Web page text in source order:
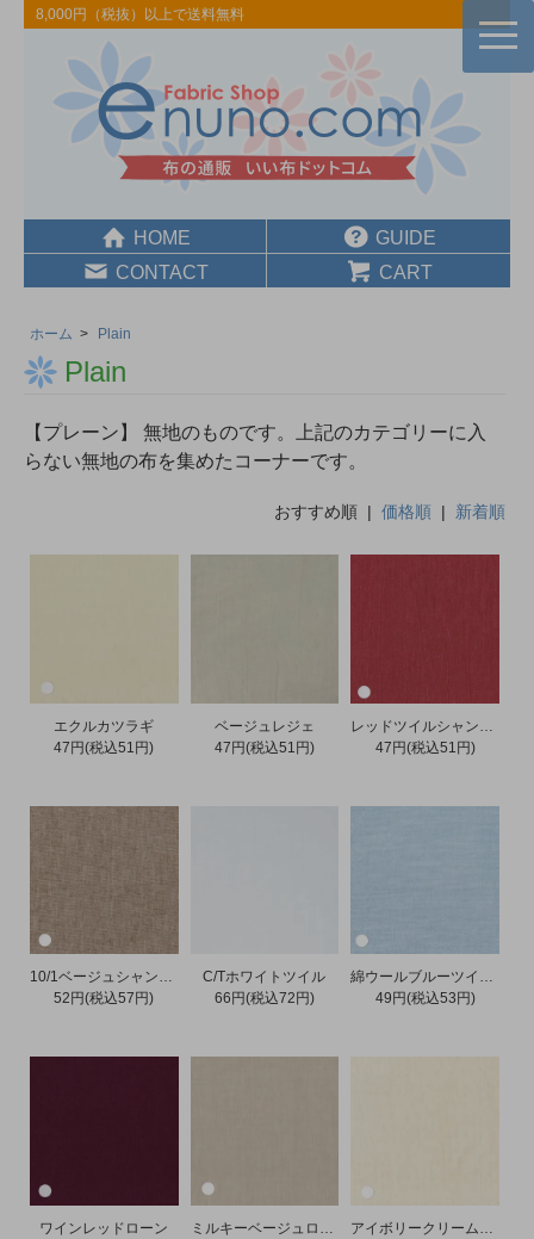
8,000円（税抜）以上で送料無料
HOME
GUIDE
CONTACT
CART
ホーム > Plain
Plain
【プレーン】 無地のものです。上記のカテゴリーに入
らない無地の布を集めたコーナーです。
おすすめ順 | 価格順| 新着順
エクルカツラギ
47円(税込51円)
ベージュレジェ
47円(税込51円)
47円(税込51円)
10/1ベージュシャンブレー
52円(税込57円)
C/Tホワイトツイル
66円(税込72円)
綿ウールブルーツイルシャンブレー
49円(税込53円)
ワインレッドローン
ミルキーベージュローン
アイボリークリームスラブ